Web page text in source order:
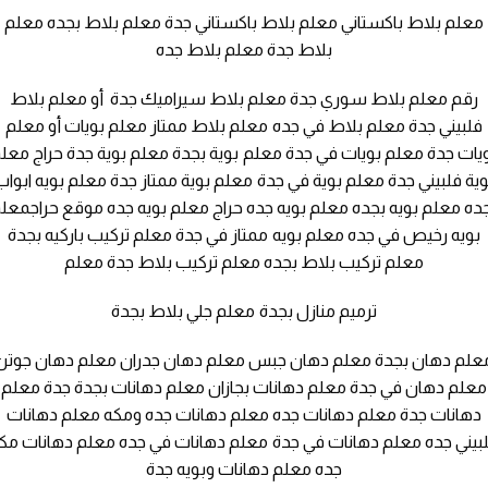
معلم بلاط باكستاني معلم بلاط باكستاني جدة معلم بلاط بجده معلم
بلاط جدة معلم بلاط جده
رقم معلم بلاط سوري جدة معلم بلاط سيراميك جدة أو معلم بلاط
فلبيني جدة معلم بلاط في جده معلم بلاط ممتاز معلم بويات أو معلم
جدة معلم بويات في جدة معلم بوية بجدة معلم بوية جدة حراج
فلبيني جدة معلم بوية في جدة معلم بوية ممتاز جدة معلم بويه
معلم بويه بجده معلم بويه جده حراج معلم بويه جده موقع
بويه رخيص في جده معلم بويه ممتاز في جدة معلم تركيب باركيه بجدة
معلم تركيب بلاط بجده معلم تركيب بلاط جدة معلم
ترميم منازل بجدة معلم جلي بلاط بجدة
دهان بجدة معلم دهان جبس معلم دهان جدران معلم دهان
معلم دهان في جدة معلم دهانات بجازان معلم دهانات بجدة جدة معلم
دهانات جدة معلم دهانات جده معلم دهانات جده ومكه معلم دهانات
جده معلم دهانات في جدة معلم دهانات في جده معلم دهانات
جده معلم دهانات وبويه جدة